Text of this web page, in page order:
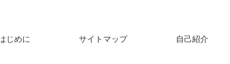
じめに サイトマップ 自己紹介